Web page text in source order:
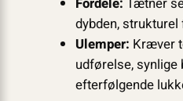
dybden,
Ulemper: Kræver
udførelse,
efterfølgende